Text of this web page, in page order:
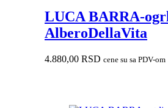
LUCA BARRA-
AlberoDellaVita
4.880,00 RSD cene su sa PDV-om